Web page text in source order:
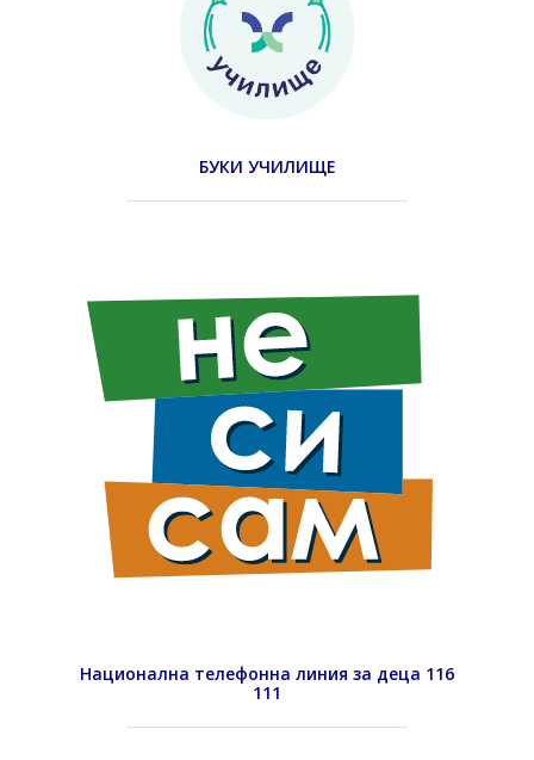
БУКИ УЧИЛИЩЕ
Национална телефонна линия за деца 116
111